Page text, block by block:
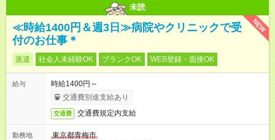
未読
NEW
≪時給1400円＆週3日≫病院やクリニックで受
付のお仕事＊
派遣 社会人未経験OK ブランクOK WEB登録・面接OK
給与
時給1400円～
交通費別途支給あり
交通費 交通費規定内支給
勤務地
東京都青梅市